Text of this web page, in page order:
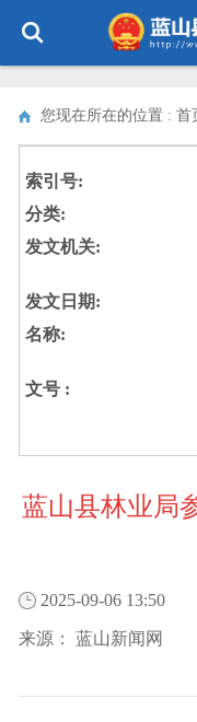
您现在所在的位置 : 首
索引号:
分类:
发文机关:
发文日期:
名称:
文号 :
蓝山县林业局
2025-09-06 13:50
来源： 蓝山新闻网